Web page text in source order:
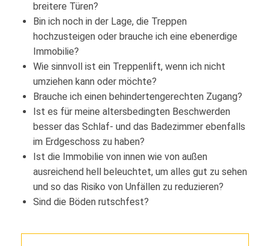
breitere Türen?
Bin ich noch in der Lage, die Treppen
hochzusteigen oder brauche ich eine ebenerdige
Immobilie?
Wie sinnvoll ist ein Treppenlift, wenn ich nicht
umziehen kann oder möchte?
Brauche ich einen behindertengerechten Zugang?
Ist es für meine altersbedingten Beschwerden
besser das Schlaf- und das Badezimmer ebenfalls
im Erdgeschoss zu haben?
Ist die Immobilie von innen wie von außen
ausreichend hell beleuchtet, um alles gut zu sehen
und so das Risiko von Unfällen zu reduzieren?
Sind die Böden rutschfest?